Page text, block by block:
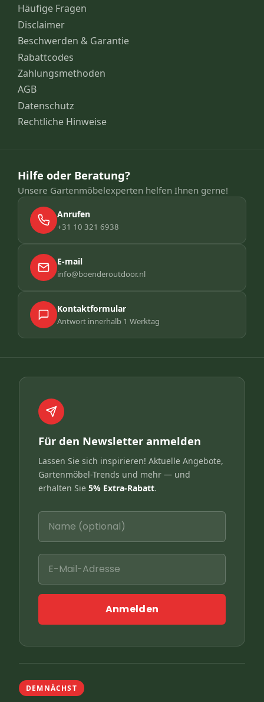
Häufige Fragen
Disclaimer
Beschwerden & Garantie
Rabattcodes
Zahlungsmethoden
AGB
Datenschutz
Rechtliche Hinweise
Hilfe oder Beratung?
Unsere Gartenmöbelexperten helfen Ihnen gerne!
Anrufen
+31 10 321 6938
E-mail
info@boenderoutdoor.nl
Kontaktformular
Antwort innerhalb 1 Werktag
Für den Newsletter anmelden
Lassen Sie sich inspirieren! Aktuelle Angebote,
Gartenmöbel-Trends und mehr — und
erhalten Sie 5% Extra-Rabatt.
Anmelden
DEMNÄCHST